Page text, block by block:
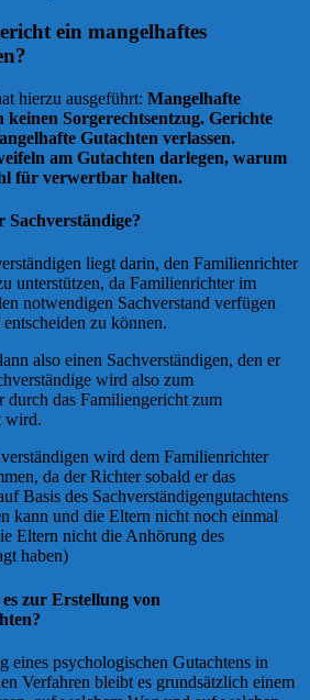
ein mangelhaftes
hierzu ausgeführt: Mangelhafte
Sorgerechtsentzug. Gerichte
Gutachten verlassen.
am Gutachten darlegen, warum
für verwertbar halten.
Sachverständige?
liegt darin, den Familienrichter
unterstützen, da Familienrichter im
notwendigen Sachverstand verfügen
zu können.
also einen Sachverständigen, den er
wird also zum
durch das Familiengericht zum
wird.
wird dem Familienrichter
da der Richter sobald er das
Basis des Sachverständigengutachtens
kann und die Eltern nicht noch einmal
Eltern nicht die Anhörung des
haben)
zur Erstellung von
eines psychologischen Gutachtens in
Verfahren bleibt es grundsätzlich einem